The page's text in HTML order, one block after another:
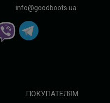
info@goodboots.ua
ПОКУПАТЕЛЯМ